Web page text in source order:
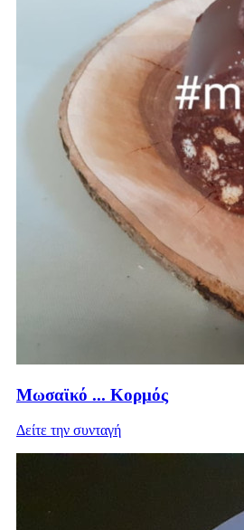
Μωσαϊκό ... Κορμός
Δείτε την συνταγή